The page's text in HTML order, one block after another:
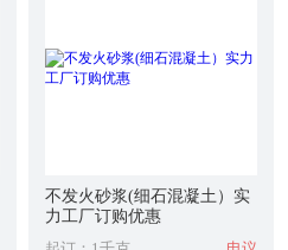
不发火砂浆(细石混凝土）实
力工厂订购优惠